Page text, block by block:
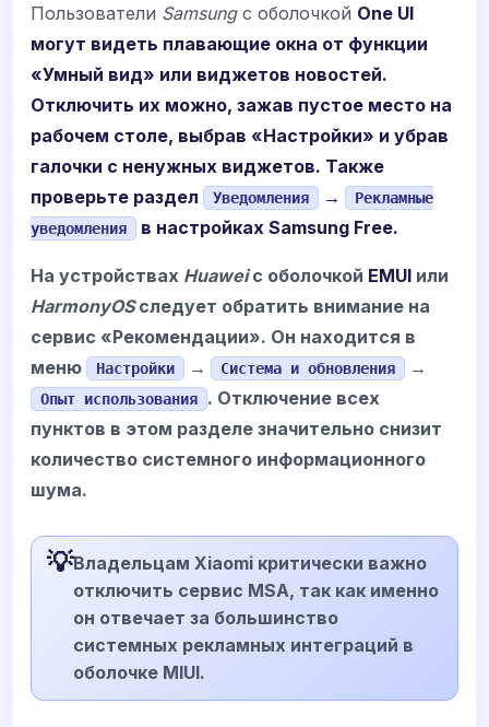
Пользователи Samsungс оболочкой One UI
могут видеть плавающие окна от функции
«Умный вид» или виджетов новостей.
Отключить их можно, зажав пустое место на
рабочем столе, выбрав «Настройки» и убрав
галочки с ненужных виджетов. Также
проверьте раздел
Уведомления →
Рекламные
уведомления
в настройках Samsung Free.
На устройствах Huaweiс оболочкой EMUI или
HarmonyOSследует обратить внимание на
сервис «Рекомендации». Он находится в
меню
Настройки → Система и обновления →
Опыт использования
. Отключение всех
пунктов в этом разделе значительно снизит
количество системного информационного
шума.
💡Владельцам Xiaomi критически важно
отключить сервис MSA, так как именно
он отвечает за большинство
системных рекламных интеграций в
оболочке MIUI.